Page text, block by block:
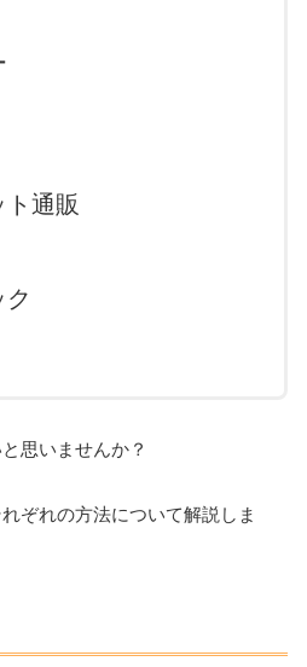
通販
思いませんか？
ぞれの方法について解説しま